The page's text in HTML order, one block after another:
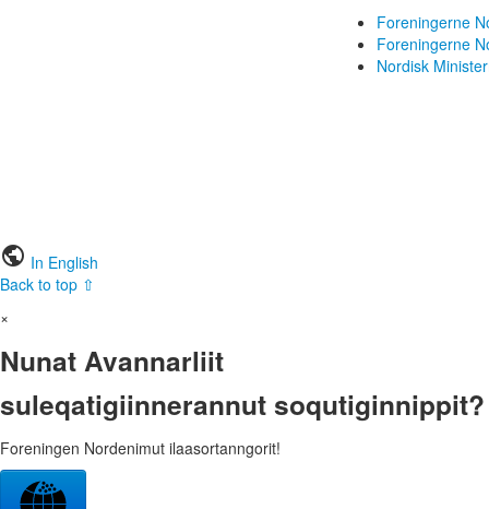
Foreningerne
Foreningerne
Nordisk
public In English
Back to top ⇧
×
Nunat Avannarliit
suleqatigiinnerannut soqutiginnippit?
Foreningen Nordenimut ilaasortanngorit!